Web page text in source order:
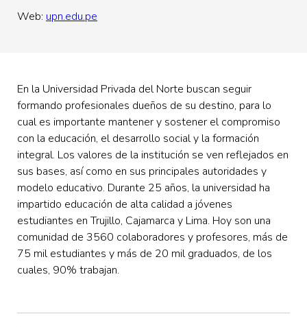
Web: upn.edu.pe
En la Universidad Privada del Norte buscan seguir
formando profesionales dueños de su destino, para lo
cual es importante mantener y sostener el compromiso
con la educación, el desarrollo social y la formación
integral. Los valores de la institución se ven reflejados en
sus bases, así como en sus principales autoridades y
modelo educativo. Durante 25 años, la universidad ha
impartido educación de alta calidad a jóvenes
estudiantes en Trujillo, Cajamarca y Lima. Hoy son una
comunidad de 3560 colaboradores y profesores, más de
75 mil estudiantes y más de 20 mil graduados, de los
cuales, 90% trabajan.